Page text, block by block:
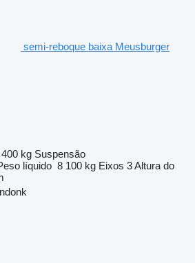
semi-reboque baixa Meusburger
kg Suspensão
líquido 8 100 kg Eixos 3Altura do